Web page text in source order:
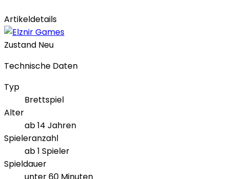
Artikeldetails
Zustand Neu
Technische Daten
Typ
Brettspiel
Alter
ab 14 Jahren
Spieleranzahl
ab 1 Spieler
Spieldauer